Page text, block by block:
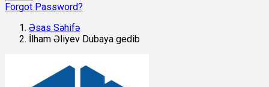
Forgot Password?
Əsas Səhifə
İlham Əliyev Dubaya gedib